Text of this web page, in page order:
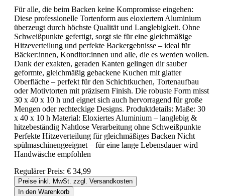
Für alle, die beim Backen keine Kompromisse eingehen:
Diese professionelle Tortenform aus eloxiertem Aluminium
überzeugt durch höchste Qualität und Langlebigkeit. Ohne
Schweißpunkte gefertigt, sorgt sie für eine gleichmäßige
Hitzeverteilung und perfekte Backergebnisse – ideal für
Bäcker:innen, Konditor:innen und alle, die es werden wollen.
Dank der exakten, geraden Kanten gelingen dir sauber
geformte, gleichmäßig gebackene Kuchen mit glatter
Oberfläche – perfekt für den Schichtkuchen, Tortenaufbau
oder Motivtorten mit präzisem Finish. Die robuste Form misst
30 x 40 x 10 h und eignet sich auch hervorragend für große
Mengen oder rechteckige Designs. Produktdetails: Maße: 30
x 40 x 10 h Material: Eloxiertes Aluminium – langlebig &
hitzebeständig Nahtlose Verarbeitung ohne Schweißpunkte
Perfekte Hitzeverteilung für gleichmäßiges Backen Nicht
spülmaschinengeeignet – für eine lange Lebensdauer wird
Handwäsche empfohlen
Regulärer Preis: € 34,99
Preise inkl. MwSt. zzgl. Versandkosten
In den Warenkorb